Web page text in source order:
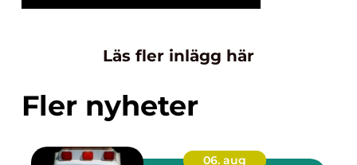
Läs fler inlägg här
Fler nyheter
06. aug